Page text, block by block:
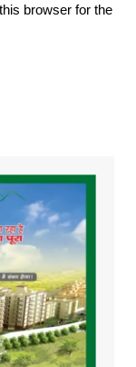
browser for the